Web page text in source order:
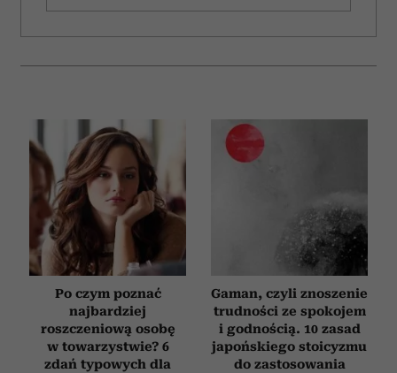
Po czym poznać
najbardziej
roszczeniową osobę
w towarzystwie? 6
zdań typowych dla
Gaman, czyli znoszenie
trudności ze spokojem
i godnością. 10 zasad
japońskiego stoicyzmu
do zastosowania